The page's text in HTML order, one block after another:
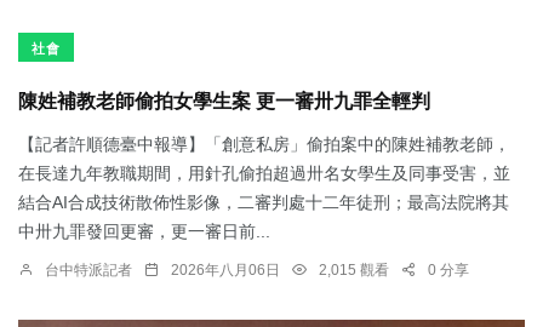
社會
陳姓補教老師偷拍女學生案 更一審卅九罪全輕判
【記者許順德臺中報導】「創意私房」偷拍案中的陳姓補教老師，
在長達九年教職期間，用針孔偷拍超過卅名女學生及同事受害，並
結合AI合成技術散佈性影像，二審判處十二年徒刑；最高法院將其
中卅九罪發回更審，更一審日前...
台中特派記者 2026年八月06日 2,015 觀看 0 分享